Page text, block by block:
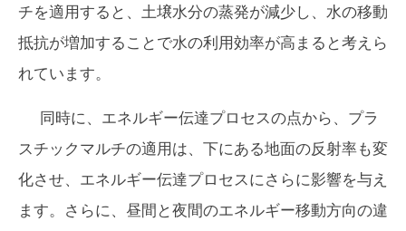
チを適用すると、土壌水分の蒸発が減少し、水の移動
抵抗が増加することで水の利用効率が高まると考えら
れています。
同時に、エネルギー伝達プロセスの点から、プラ
スチックマルチの適用は、下にある地面の反射率も変
化させ、エネルギー伝達プロセスにさらに影響を与え
ます。さらに、昼間と夜間のエネルギー移動方向の違